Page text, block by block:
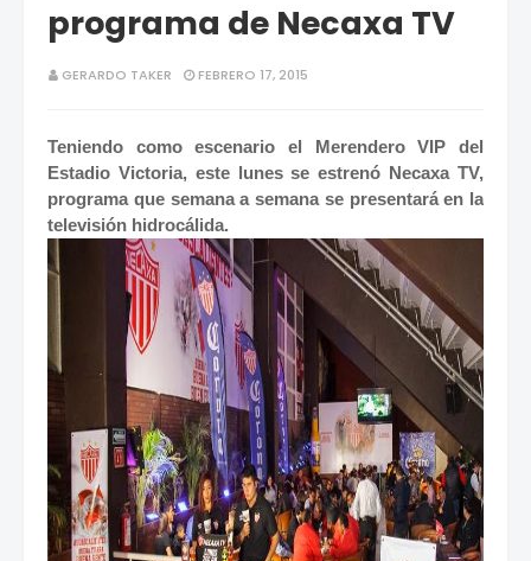
programa de Necaxa TV
GERARDO TAKER FEBRERO 17, 2015
Teniendo como escenario el Merendero VIP del
Estadio Victoria, este lunes se estrenó Necaxa TV,
programa que semana a semana se presentará en la
televisión hidrocálida.